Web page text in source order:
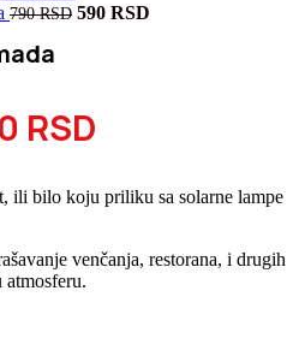
790RSD Originalna
590 RSD
RSD
je:
1.490 RSD.
ili bilo koju priliku sa solarne lampe
venčanja, restorana, i drugih